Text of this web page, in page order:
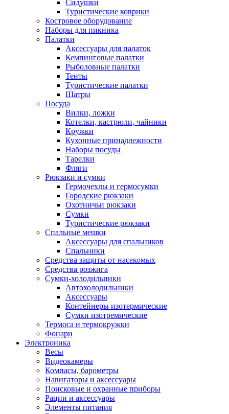
Сидушки
Туристические коврики
Костровое оборудование
Наборы для пикника
Палатки
Аксессуары для палаток
Кемпинговые палатки
Рыболовные палатки
Тенты
Туристические палатки
Шатры
Посуда
Вилки, ложки
Котелки, кастрюли, чайники
Кружки
Кухонные принадлежности
Наборы посуды
Тарелки
Фляги
Рюкзаки и сумки
Гермочехлы и гермосумки
Городские рюкзаки
Охотничьи рюкзаки
Сумки
Туристические рюкзаки
Спальные мешки
Аксессуары для спальников
Спальники
Средства защиты от насекомых
Средства розжига
Сумки-холодильники
Автохолодильники
Аксессуары
Контейнеры изотермические
Сумки изотремические
Термоса и термокружки
Фонари
Электроника
Весы
Видеокамеры
Компасы, барометры
Навигаторы и аксессуары
Поисковые и охранные приборы
Рации и аксессуары
Элементы питания